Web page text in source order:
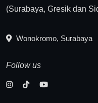
(Surabaya, Gresik dan
Wonokromo, Surabaya
Follow us